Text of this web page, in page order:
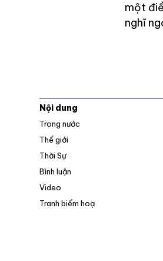
một
nghĩ
Nội dung
Trong nước
Thế giới
Thời Sự
Bình luận
Video
Tranh biếm hoạ